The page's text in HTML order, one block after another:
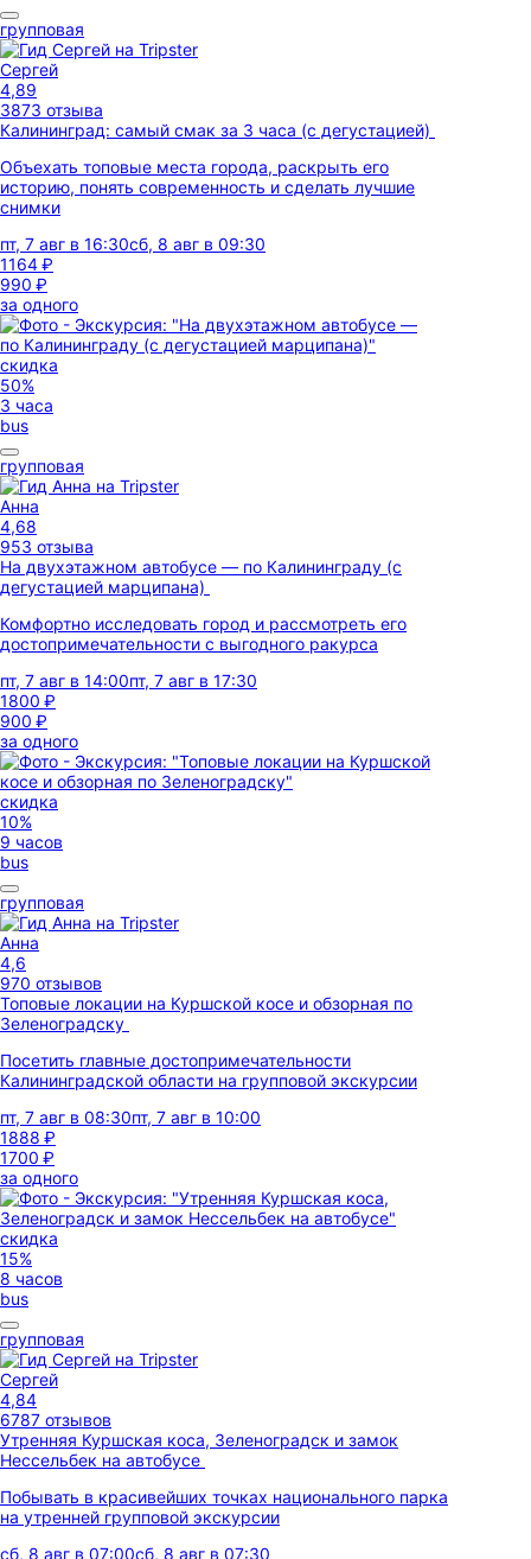
групповая
Сергей
4,89
3873 отзыва
Калининград: самый смак за 3 часа (с дегустацией)
Объехать топовые места города, раскрыть его
историю, понять современность и сделать лучшие
снимки
пт, 7 авг в 16:30сб, 8 авг в 09:30
1164 ₽
990 ₽
за одного
скидка
50%
3 часа
bus
групповая
Анна
4,68
953 отзыва
На двухэтажном автобусе — по Калининграду (с
дегустацией марципана)
Комфортно исследовать город и рассмотреть его
достопримечательности с выгодного ракурса
пт, 7 авг в 14:00пт, 7 авг в 17:30
1800 ₽
900 ₽
за одного
скидка
10%
9 часов
bus
групповая
Анна
4,6
970 отзывов
Топовые локации на Куршской косе и обзорная по
Зеленоградску
Посетить главные достопримечательности
Калининградской области на групповой экскурсии
пт, 7 авг в 08:30пт, 7 авг в 10:00
1888 ₽
1700 ₽
за одного
скидка
15%
8 часов
bus
групповая
Сергей
4,84
6787 отзывов
Утренняя Куршская коса, Зеленоградск и замок
Нессельбек на автобусе
Побывать в красивейших точках национального парка
на утренней групповой экскурсии
сб, 8 авг в 07:00сб, 8 авг в 07:30